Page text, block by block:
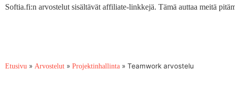
Softia.fi:n arvostelut sisältävät affiliate-linkkejä. Tämä auttaa meitä
Etusivu » Arvostelut » Projektinhallinta » Teamwork arvostelu